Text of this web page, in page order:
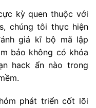
kỳ quen thuộc với
chúng tôi thực hiện
giá kĩ bộ mã lập
bảo không có khóa
hack ẩn nào trong
phát triển cốt lõi